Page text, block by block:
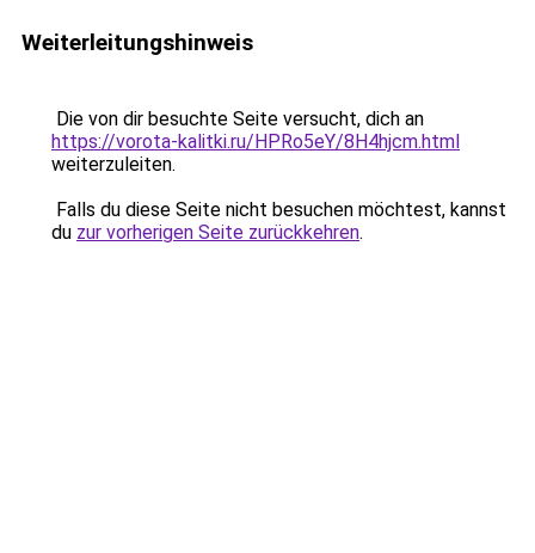
Weiterleitungshinweis
Die von dir besuchte Seite versucht, dich an
https://vorota-kalitki.ru/HPRo5eY/8H4hjcm.html
weiterzuleiten.
Falls du diese Seite nicht besuchen möchtest, kannst
du zur vorherigen Seite zurückkehren.